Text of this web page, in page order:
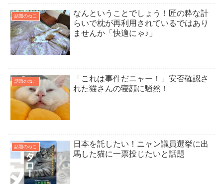
話題のねこ
なんということでしょう！匠の粋な計
らいで枕が再利用されているではあり
ませんか「快適にゃ♪」
話題のねこ
「これは事件だニャー！」安否確認さ
れた猫さんの寝顔に騒然！
話題のねこ
日本を託したい！ニャン議員選挙に出
馬した猫に一票投じたいと話題